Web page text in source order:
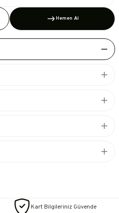
Hemen Al
Kart Bilgileriniz Güvende